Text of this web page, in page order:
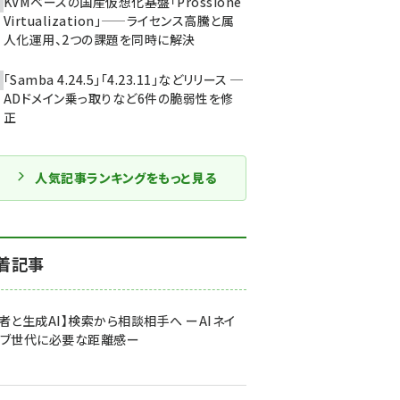
Virtualization」——ライセンス高騰と属
人化運用、2つの課題を同時に解決
「Samba 4.24.5」「4.23.11」などリリース ─
ADドメイン乗っ取りなど6件の脆弱性を修
正
人気記事ランキングをもっと見る
記事
者と生成AI】検索から相談相手へ ーAIネイ
世代に必要な距離感ー